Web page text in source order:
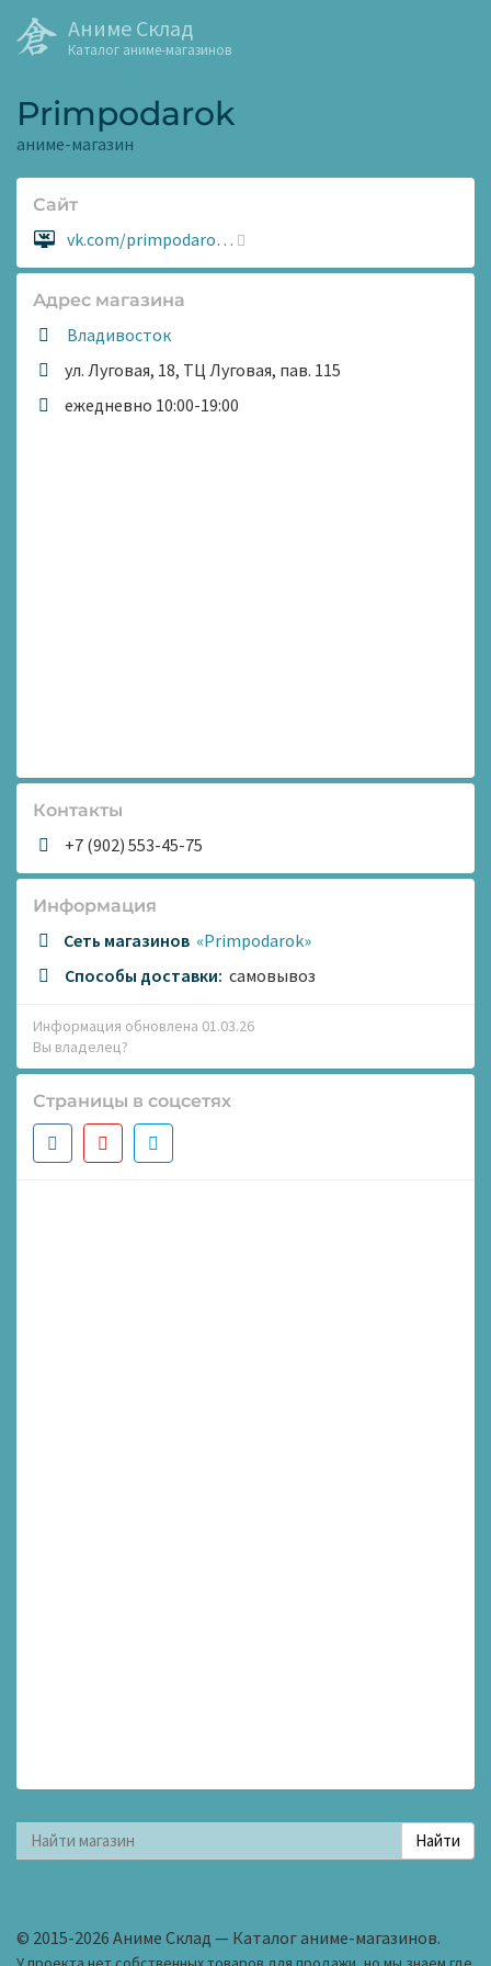
Аниме Склад
Каталог аниме-магазинов
Primpodarok
аниме-магазин
Сайт
Сайт:
vk.com/primpodaro…
Адрес магазина
Владивосток
ул. Луговая, 18, ТЦ Луговая, пав. 115
Времяежедневно 10:00-19:00
Контакты
+7 (902) 553-45-75
Информация
Сеть магазинов «Primpodarok»
Способы доставки: самовывоз
Информация обновлена 01.03.26
Вы владелец?
Страницы в соцсетях
© 2015-2026 Аниме Склад — Каталог аниме-магазинов.